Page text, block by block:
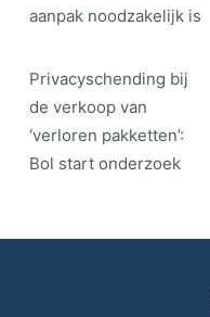
aanpak noodzakelijk is
Privacyschending bij
de verkoop van
‘verloren pakketten’:
Bol start onderzoek